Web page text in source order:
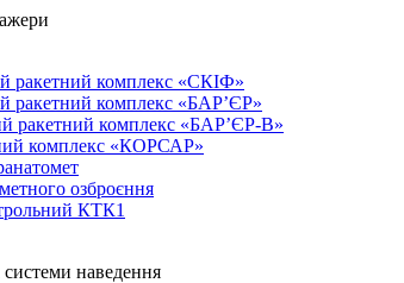
ракетний комплекс «СКІФ»
ракетний комплекс «БАР’ЄР»
ракетний комплекс «БАР’ЄР-В»
комплекс «КОРСАР»
озброєння
КТК1
системи наведення